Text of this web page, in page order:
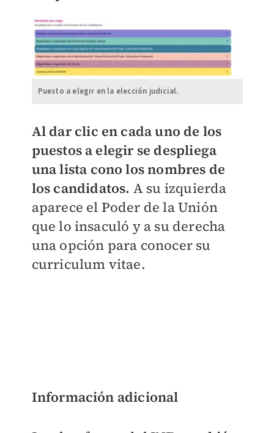
Puesto a elegir en la elección judicial.
Al dar clic en cada uno de los
puestos a elegir se despliega
una lista cono los nombres de
los candidatos. A su izquierda
aparece el Poder de la Unión
que lo insaculó y a su derecha
una opción para conocer su
curriculum vitae.
Información adicional